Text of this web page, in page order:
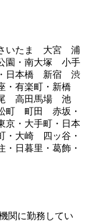
いたま 大宮 浦
・南大塚 小手
日本橋 新宿 渋
・有楽町・新橋
尾 高田馬場 池
町 町田 赤坂・
京・大手町・日本
・大崎 四ッ谷・
日暮里・葛飾・
関に勤務してい